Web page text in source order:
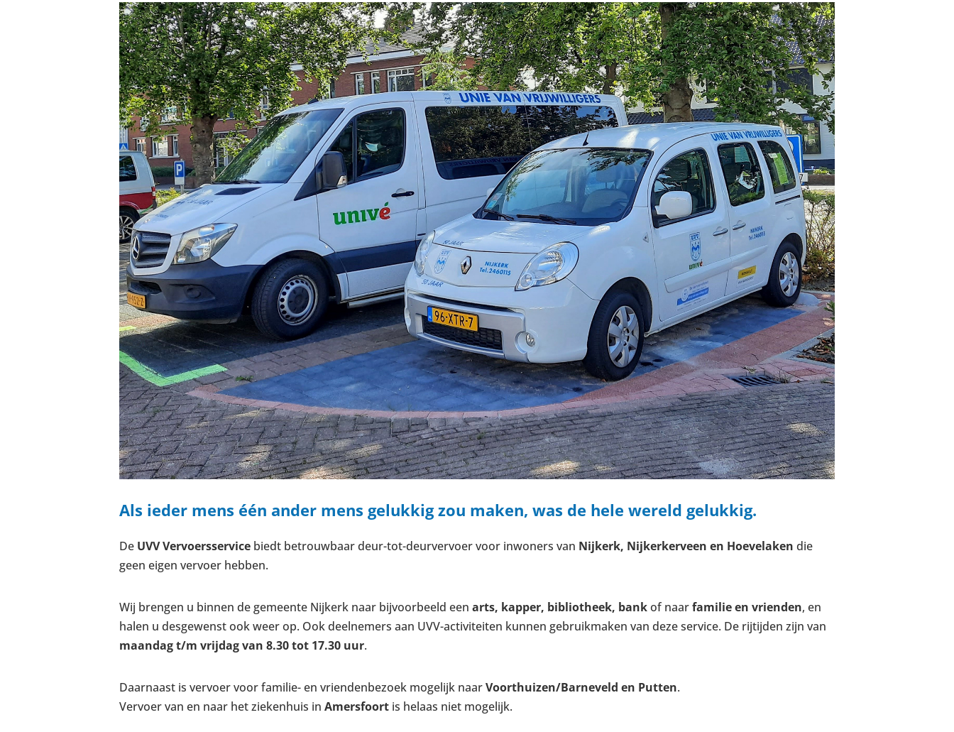
Als ieder mens één ander mens gelukkig zou maken, was de hele wereld gelukkig.
De UVV Vervoersservice biedt betrouwbaar deur-tot-deurvervoer voor inwoners van Nijkerk, Nijkerkerveen en Hoevelaken die
geen eigen vervoer hebben.
Wij brengen u binnen de gemeente Nijkerk naar bijvoorbeeld een arts, kapper, bibliotheek, bankof naarfamilie en vrienden, en
halen u desgewenst ook weer op. Ook deelnemers aan UVV-activiteiten kunnen gebruikmaken van deze service. De rijtijden zijn van
maandag t/m vrijdag van 8.30 tot 17.30 uur.
Daarnaast is vervoer voor familie- en vriendenbezoek mogelijk naarVoorthuizen/Barneveld en Putten.
Vervoer van en naar het ziekenhuis in Amersfoort is helaas niet mogelijk.